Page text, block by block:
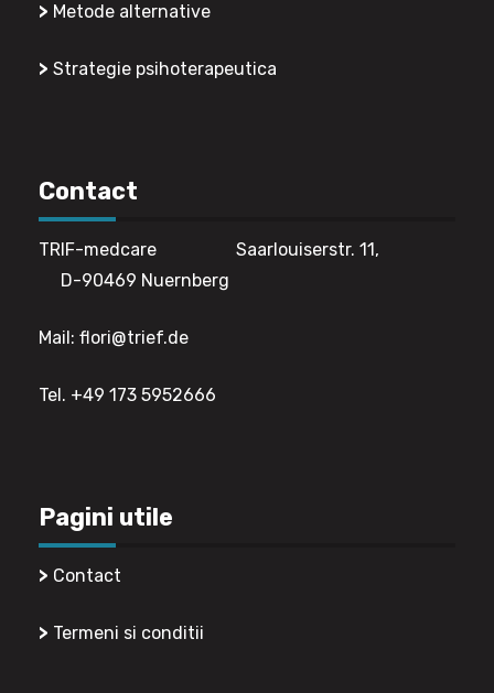
> Metode alternative
> Strategie psihoterapeutica
Contact
TRIF-medcare Saarlouiserstr. 11,
D-90469 Nuernberg
Mail: flori@trief.de
Tel. +49 173 5952666
Pagini utile
> Contact
> Termeni si conditii